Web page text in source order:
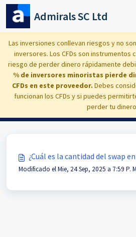
Saltar al contenido principal
Admirals SC Ltd
Las inversiones conllevan riesgos y no
inversores. Los CFDs son instrumentos
riesgo de perder dinero rápidamente
% de inversores minoristas pierde
CFDs en este proveedor. Debes
funcionan los CFDs y si puedes
perder tu
Inicio Base de conocimientos Trading: instrumentos,
Swap (1)
¿Cuál es la cantidad del swap
Modificado el Mie, 24 Sep, 2025 a 7:59 P.